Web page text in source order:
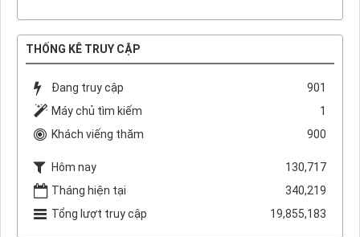
THỐNG KÊ TRUY CẬP
Đang truy cập
901
Máy chủ tìm kiếm
1
Khách viếng thăm
900
Hôm nay
130,717
Tháng hiện tại
340,219
Tổng lượt truy cập
19,855,183